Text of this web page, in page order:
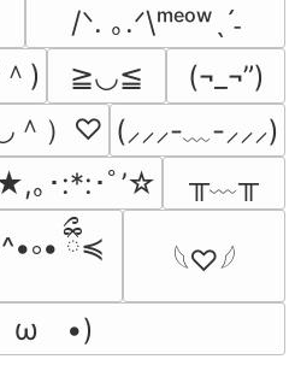
/ᐠ. ｡.ᐟ\ᵐᵉᵒʷˎˊ˗
) ≧◡≦
(¬_¬”)
◡＾）♡ (⸝⸝⸝-﹏-⸝⸝⸝)
｡･:*:･ﾟ’☆
╥﹏╥
ྀིྀ≼
𓆩♡𓆪
ω　•)